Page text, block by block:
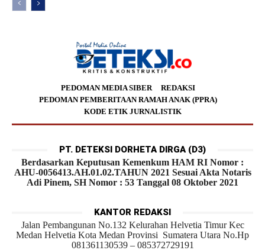
PEDOMAN MEDIA SIBER
REDAKSI
PEDOMAN PEMBERITAAN RAMAH ANAK (PPRA)
KODE ETIK JURNALISTIK
PT. DETEKSI DORHETA DIRGA (D3)
Berdasarkan Keputusan Kemenkum HAM RI Nomor :
AHU-0056413.AH.01.02.TAHUN 2021 Sesuai Akta Notaris
Adi Pinem, SH Nomor : 53 Tanggal 08 Oktober 2021
KANTOR REDAKSI
Jalan Pembangunan No.132 Kelurahan Helvetia Timur Kec
Medan Helvetia Kota Medan Provinsi Sumatera Utara No.Hp
081361130539 – 085372729191